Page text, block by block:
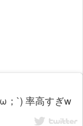
；`) 率高すぎw